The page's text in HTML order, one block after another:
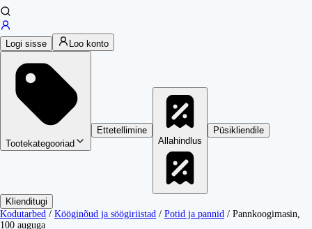
Logi sisse Loo konto
Tootekategooriad
Ettetellimine
Allahindlus
Püsikliendile
Klienditugi
Kodutarbed / Kööginõud ja söögiriistad / Potid ja pannid / Pannkoogimasin,
100 auguga